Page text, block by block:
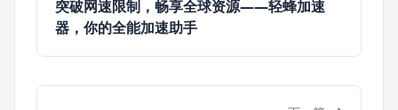
突破网速限制，畅享全球资源——轻蜂加速
器，你的全能加速助手